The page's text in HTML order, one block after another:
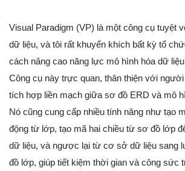
Visual Paradigm (VP) là một công cụ tuyệt
dữ liệu, và tôi rất khuyến khích bất kỳ tổ
cách nâng cao năng lực mô hình hóa dữ
Công cụ này trực quan, thân thiện với
tích hợp liền mạch giữa sơ đồ ERD và mô
Nó cũng cung cấp nhiều tính năng như tạo
động từ lớp, tạo mã hai chiều từ sơ đồ lớp
dữ liệu, và ngược lại từ cơ sở dữ liệu sang
đồ lớp, giúp tiết kiệm thời gian và công sức